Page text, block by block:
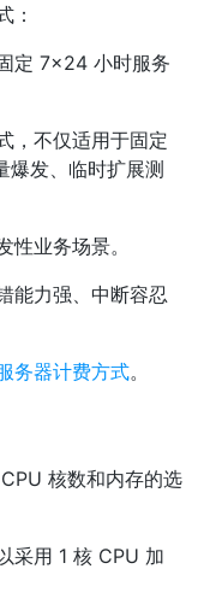
：
定 7×24 小时服务
，不仅适用于固定
发、临时扩展测
业务场景。
能力强、中断容忍
务器计费方式。
核数和内存的选
采用 1 核 CPU 加